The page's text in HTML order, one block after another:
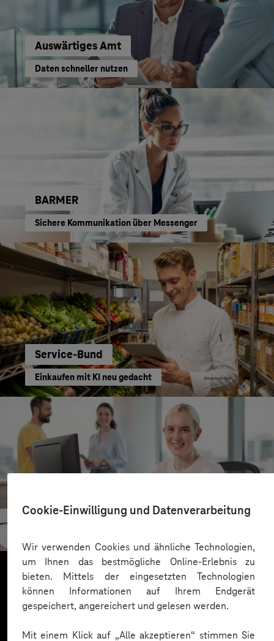
Cookie-Einwilligung und Datenverarbeitung
Wir verwenden Cookies und ähnliche Technologien,
um Ihnen das bestmögliche Online-Erlebnis zu
bieten. Mittels der eingesetzten Technologien
können Informationen auf Ihrem Endgerät
gespeichert, angereichert und gelesen werden.
Mit einem Klick auf „Alle akzeptieren“ stimmen Sie
Auswärtiges Amt
Daten schneller nutzen
BARMER
Sichere Kommunikation über Messenger
Service-Bund
Einkaufen mit KI neu gedacht
Kreis Bergstraße
Mehr laden